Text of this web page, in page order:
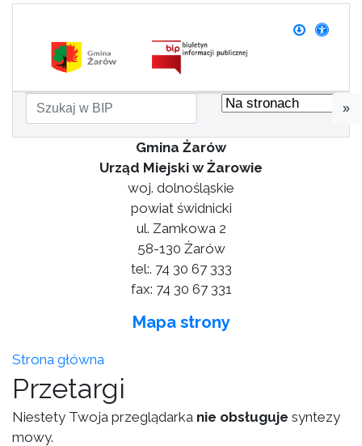
»
Gmina Żarów
Urząd Miejski w Żarowie
woj. dolnośląskie
powiat świdnicki
ul. Zamkowa 2
58-130 Żarów
tel:. 74 30 67 333
fax: 74 30 67 331
Mapa strony
Strona główna
Przetargi
Niestety Twoja przeglądarka nie obsługuje syntezy
mowy.